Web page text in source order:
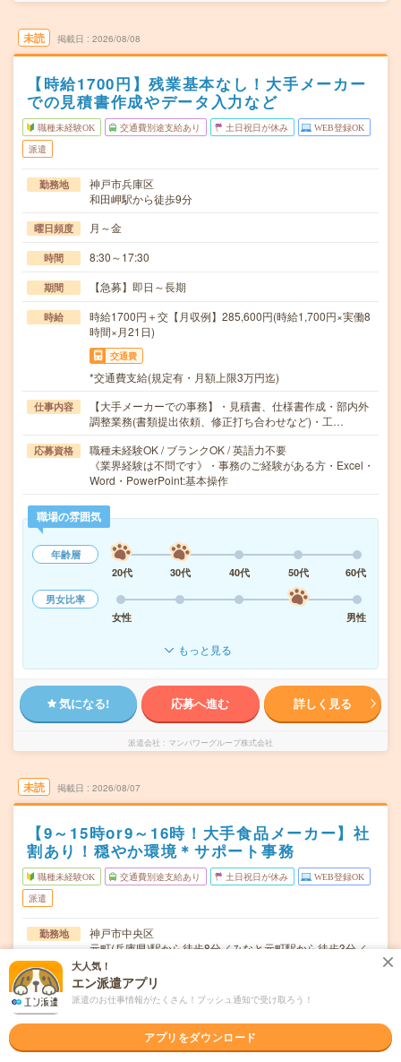
未読 掲載日 2026/08/08
【時給1700円】残業基本なし！大手メーカー
での見積書作成やデータ入力など
職種未経験OK 交通費別途支給あり 土日祝日が休み WEB登録OK
派遣
勤務地
神戸市兵庫区
和田岬駅から徒歩9分
曜日頻度 月～金
時間 8:30～17:30
期間 【急募】即日～長期
時給
時給1700円＋交【月収例】285,600円(時給1,700円×実働8
時間×月21日)
交通費
*交通費支給(規定有・月額上限3万円迄)
仕事内容
【大手メーカーでの事務】・見積書、仕様書作成・部内外
調整業務(書類提出依頼、修正打ち合わせなど)・工…
応募資格
職種未経験OK / ブランクOK / 英語力不要
《業界経験は不問です》・事務のご経験がある方・Excel・
Word・PowerPoint:基本操作
職場の雰囲気
年齢層
20代
30代 40代 50代
60代
男女比率
女性
男性
もっと見る
気になる! 応募へ進む 詳しく見る
派遣会社 マンパワーグループ株式会社
未読 掲載日 2026/08/07
【9～15時or9～16時！大手食品メーカー】社
割あり！穏やか環境＊サポート事務
職種未経験OK 交通費別途支給あり 土日祝日が休み WEB登録OK
派遣
勤務地
神戸市中央区
元町(兵庫県)駅から徒歩8分／みなと元町駅から徒歩3分／
三ノ宮駅から---分
曜日頻度 月～金（週5日） ※土日祝お休み！
時間
09:00～15:00(実働5時間 休憩1時間)※「9：00～16：
00」もOK #15時まで
大人気！
エン派遣アプリ
派遣のお仕事情報がたくさん！プッシュ通知で受け取ろう！
アプリをダウンロード